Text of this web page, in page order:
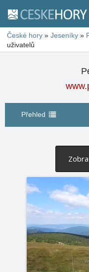
České hory » Jeseníky »
uživatelů
Přehled